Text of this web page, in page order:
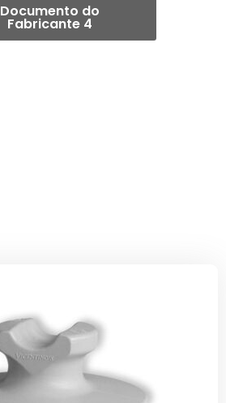
Documento do
Fabricante 4